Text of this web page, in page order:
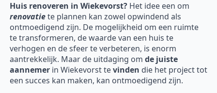
Huis renoveren in Wiekevorst? Het idee een om
renovatiete plannen kan zowel opwindend als
ontmoedigend zijn. De mogelijkheid om een ruimte
te transformeren, de waarde van een huis te
verhogen en de sfeer te verbeteren, is enorm
aantrekkelijk. Maar de uitdaging om de juiste
aannemer in Wiekevorst tevinden die het project tot
een succes kan maken, kan ontmoedigend zijn.